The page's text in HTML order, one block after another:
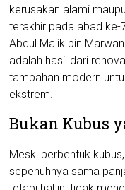
kerusakan alami
terakhir pada abad ke-
Abdul Malik bin
adalah hasil dari
tambahan modern
ekstrem.
Bukan Kubus
Meski berbentuk
sepenuhnya sama